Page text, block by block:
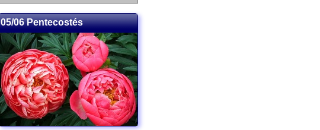
05/06 Pentecostés